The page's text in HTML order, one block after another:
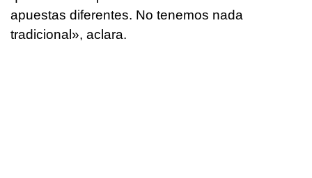
apuestas diferentes. No tenemos nada
tradicional», aclara.